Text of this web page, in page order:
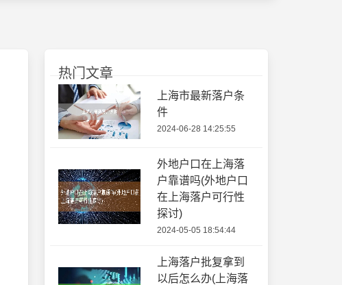
热门文章
上海市最新落户条
件
2024-06-28 14:25:55
外地户口在上海落
户靠谱吗(外地户口
在上海落户可行性
探讨)
2024-05-05 18:54:44
上海落户批复拿到
以后怎么办(上海落